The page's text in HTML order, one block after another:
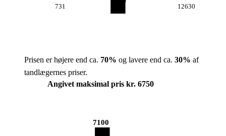
731 12630
Prisen er højere end ca. 70% og lavere end ca. 30% af
tandlægernes priser.
Angivet maksimal pris kr. 6750
7100